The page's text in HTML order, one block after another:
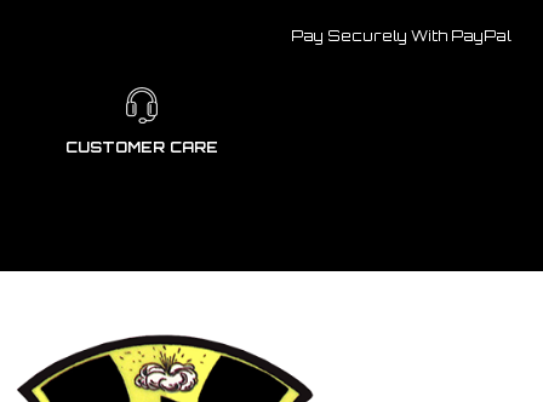
Pay Securely With PayPal
CUSTOMER CARE